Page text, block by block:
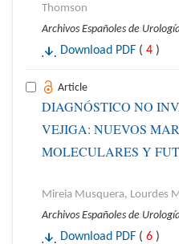
Thomson
Archivos Españoles de
Download PDF ( 4 )
Article
DIAGNÓSTICO NO
VEJIGA: NUEVOS
MOLECULARES Y
Mireia Musquera, Lourdes
Archivos Españoles de
Download PDF ( 6 )